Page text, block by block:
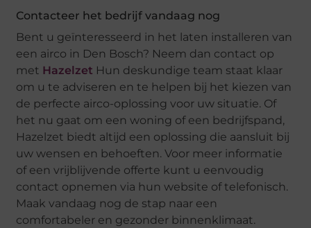
Contacteer het bedrijf vandaag nog
Bent u geïnteresseerd in het laten installeren van
een airco in Den Bosch? Neem dan contact op
met Hazelzet Hun deskundige team staat klaar
om u te adviseren en te helpen bij het kiezen van
de perfecte airco-oplossing voor uw situatie. Of
het nu gaat om een woning of een bedrijfspand,
Hazelzet biedt altijd een oplossing die aansluit bij
uw wensen en behoeften. Voor meer informatie
of een vrijblijvende offerte kunt u eenvoudig
contact opnemen via hun website of telefonisch.
Maak vandaag nog de stap naar een
comfortabeler en gezonder binnenklimaat.